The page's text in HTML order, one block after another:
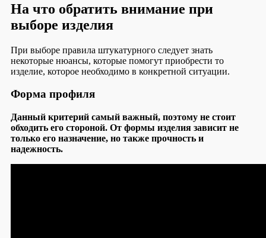
На что обратить внимание при
выборе изделия
При выборе правила штукатурного следует знать
некоторые нюансы, которые помогут приобрести то
изделие, которое необходимо в конкретной ситуации.
Форма профиля
Данный критерий самый важный, поэтому не стоит
обходить его стороной. От формы изделия зависит не
только его назначение, но также прочность и
надежность.